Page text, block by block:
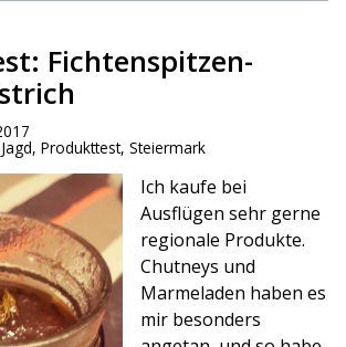
Fichtenspitzen-
Jagd, Produkttest, Steiermark
Ich kaufe bei
Ausflügen sehr gerne
regionale Produkte.
Chutneys und
Marmeladen haben es
mir besonders